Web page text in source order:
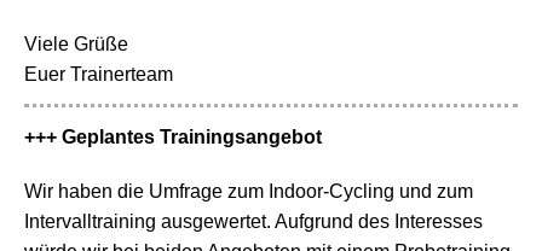
Viele Grüße
Euer Trainerteam
+++ Geplantes Trainingsangebot
Wir haben die Umfrage zum Indoor-Cycling und zum
Intervalltraining ausgewertet. Aufgrund des Interesses